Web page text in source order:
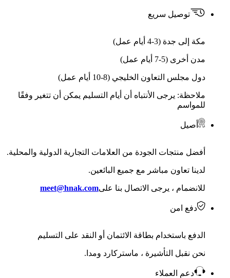
توصيل سريع
مكة إلى جدة (3-4 أيام عمل)
مدن أخرى (5-7 أيام عمل)
دول مجلس التعاون الخليجي (8-10 أيام عمل)
ملاحظة: يرجى الأنتباه أن أيام التسليم يمكن أن تتغير وفقًا
للمواسم
أصيل
أفضل منتجات الجودة من العلامات التجارية الدولية والمحلية.
لدينا تعاون مباشر مع جميع البائعين.
للانضمام ، يرجى الاتصال بنا علىmeet@hnak.com
دفع امن
الدفع باستخدام بطاقة الائتمان أو النقد على التسليم
نحن نقبل التأشيرة ، ماستركارد ومدا.
دعم العملاء